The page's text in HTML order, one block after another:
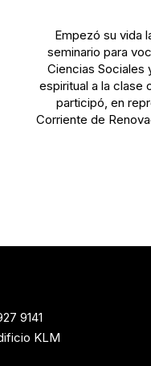
Empezó su vida
seminario para
Ciencias Sociales
espiritual a la clase
participó, en
Corriente de
9141
KLM